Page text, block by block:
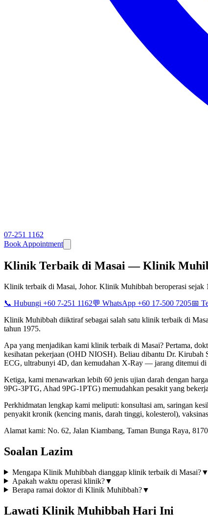
07-251 1162
Book Appointment
Klinik Terbaik di Masai — Klinik
Klinik terbaik di Masai, Johor. Klinik Muhibbah beroperasi sejak
📞 Hubungi +60 7-251 1162💬 WhatsApp +60 17-500 7205📅
Klinik Muhibbah diiktiraf sebagai salah satu klinik terbaik di
tahun 1975.
Apa yang menjadikan kami klinik terbaik di Masai? Pertama,
kesihatan pekerjaan (OHD NIOSH). Beliau dibantu Dr. Kirubah
ECG, ultrabunyi 4D, dan kemudahan X-Ray — jarang ditemui di
Ketiga, kami menawarkan lebih 60 jenis ujian darah dengan
9PG-3PTG, Ahad 9PG-1PTG) memudahkan pesakit yang
Perkhidmatan lengkap kami meliputi: konsultasi am, saringan
penyakit kronik (kencing manis, darah tinggi, kolesterol),
Alamat kami: No. 62, Jalan Kiambang, Taman Bunga Raya,
Soalan Lazim
Mengapa Klinik Muhibbah dianggap klinik terbaik di Masai?▼
Apakah waktu operasi klinik?▼
Berapa ramai doktor di Klinik Muhibbah?▼
Lawati Klinik Muhibbah Hari Ini